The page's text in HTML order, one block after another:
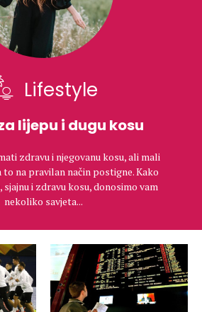
Lifestyle
lijepu i dugu kosu
zdravu i njegovanu kosu, ali mali
na pravilan način postigne. Kako
i zdravu kosu, donosimo vam
nekoliko savjeta...